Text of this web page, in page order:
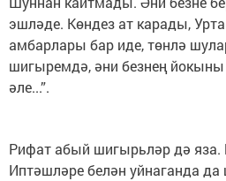
эшләде. Көндез ат карады,
амбарлары бар иде, төнлә
шигыремдә, әни безнең
әле...”.
Рифат абый шигырьләр дә яза.
Иптәшләре белән уйнаганда